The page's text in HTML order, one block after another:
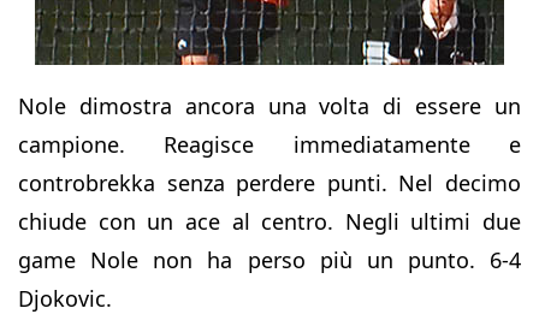
Nole dimostra ancora una volta di essere un
campione. Reagisce immediatamente e
controbrekka senza perdere punti. Nel decimo
chiude con un ace al centro. Negli ultimi due
game Nole non ha perso più un punto. 6-4
Djokovic.